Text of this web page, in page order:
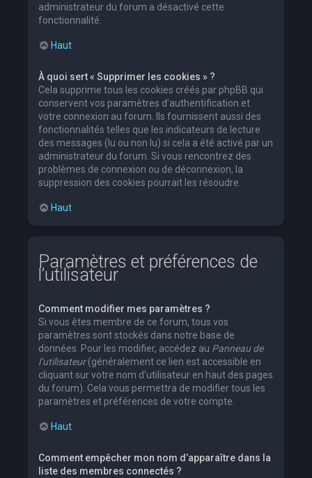
administrateur du forum a désactivé cette
fonctionnalité.
Haut
À quoi sert « Supprimer les cookies » ?
Cela supprime tous les cookies créés par phpBB qui
conservent vos paramètres d’authentification et
votre connexion au forum. Ils fournissent aussi des
fonctionnalités telles que les indicateurs de lecture
des messages (lu ou non lu) si cela a été activé par un
administrateur du forum. Si vous rencontrez des
problèmes de connexion ou de déconnexion, la
suppression des cookies pourrait les résoudre.
Haut
Paramètres et préférences de
l’utilisateur
Comment modifier mes paramètres ?
Si vous êtes membre de ce forum, tous vos
paramètres sont stockés dans notre base de
données. Pour les modifier, accédez au Panneau de
l’utilisateur(généralement ce lien est accessible en
cliquant sur votre nom d’utilisateur en haut des pages
du forum). Cela vous permettra de modifier tous les
paramètres et préférences de votre compte.
Haut
Comment empêcher mon nom d’apparaître dans la
liste des membres connectés ?